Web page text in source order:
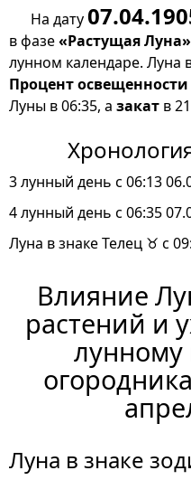
На дату
в фазе«Растущая Луна»
лунном календаре. Луна
Процент освещенности
Луны в 06:35, а закат в
3 лунный день с 06:13
4 лунный день с 06:35
Луна в знаке Телец ♉ с
Влияние
растений и
Луна в знаке